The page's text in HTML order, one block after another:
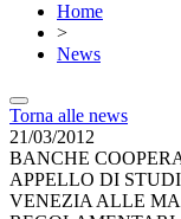
Home
>
News
Torna alle news
21/03/2012
BANCHE
APPELLO DI
VENEZIA ALLE